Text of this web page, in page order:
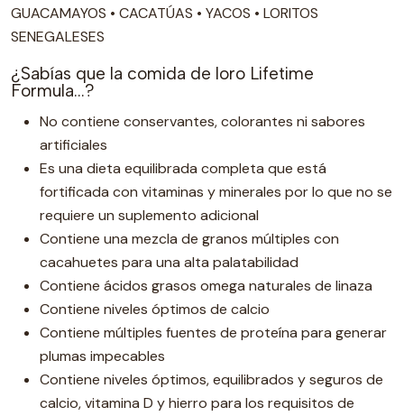
GUACAMAYOS • CACATÚAS • YACOS • LORITOS
SENEGALESES
¿Sabías que la comida de loro Lifetime
Formula...?
No contiene conservantes, colorantes ni sabores
artificiales
Es una dieta equilibrada completa que está
fortificada con vitaminas y minerales por lo que no se
requiere un suplemento adicional
Contiene una mezcla de granos múltiples con
cacahuetes para una alta palatabilidad
Contiene ácidos grasos omega naturales de linaza
Contiene niveles óptimos de calcio
Contiene múltiples fuentes de proteína para generar
plumas impecables
Contiene niveles óptimos, equilibrados y seguros de
calcio, vitamina D y hierro para los requisitos de